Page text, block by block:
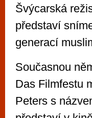
Švýcarská
představí
generací
Současnou
Das Filmfestu
Peters s